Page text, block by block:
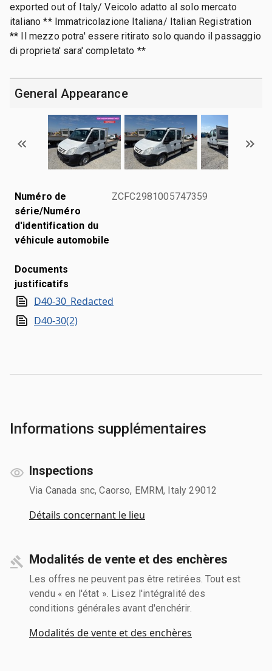
exported out of Italy/ Veicolo adatto al solo mercato
italiano ** Immatricolazione Italiana/ Italian Registration
** Il mezzo potra' essere ritirato solo quando il passaggio
di proprieta' sara' completato **
General Appearance
Numéro de
série/Numéro
d'identification du
véhicule automobile
ZCFC2981005747359
Documents
justificatifs
D40-30_Redacted
D40-30(2)
Informations supplémentaires
Inspections
Via Canada snc, Caorso, EMRM, Italy 29012
Détails concernant le lieu
Modalités de vente et des enchères
Les offres ne peuvent pas être retirées. Tout est
vendu « en l'état ». Lisez l'intégralité des
conditions générales avant d'enchérir.
Modalités de vente et des enchères